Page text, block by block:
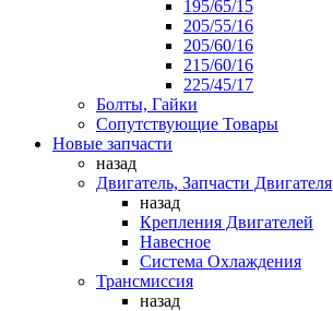
195/65/15
205/55/16
205/60/16
215/60/16
225/45/17
Болты, Гайки
Сопутствующие Товары
Новые запчасти
назад
Двигатель, Запчасти Двигателя
назад
Крепления Двигателей
Навесное
Система Охлаждения
Трансмиссия
назад